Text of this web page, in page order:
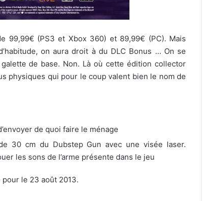
99,99€ (PS3 et Xbox 360) et 89,99€ (PC). Mais
on aura droit à du DLC Bonus … On se
de base. Non. Là où cette édition collector
physiques qui pour le coup valent bien le nom de
de quoi faire le ménage
30 cm du Dubstep Gun avec une visée laser.
les sons de l’arme présente dans le jeu
le 23 août 2013.